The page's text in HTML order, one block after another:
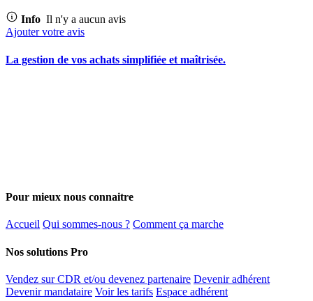
Info Il n'y a aucun avis
Ajouter votre avis
La gestion de vos achats simplifiée et maîtrisée.
Pour mieux nous connaitre
Accueil Qui sommes-nous ? Comment ça marche
Nos solutions Pro
Vendez sur CDR et/ou devenez partenaire Devenir adhérent
Devenir mandataire Voir les tarifs Espace adhérent